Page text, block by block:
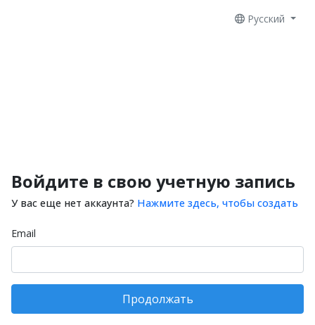
Русский
Войдите в свою учетную запись
У вас еще нет аккаунта? Нажмите здесь, чтобы создать
Email
Продолжать